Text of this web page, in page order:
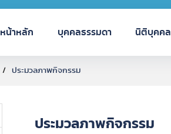
หน้าหลัก บุคคลธรรมดา นิติบุคคล
ประมวลภาพกิจกรรม
ประมวลภาพกิจกรรม